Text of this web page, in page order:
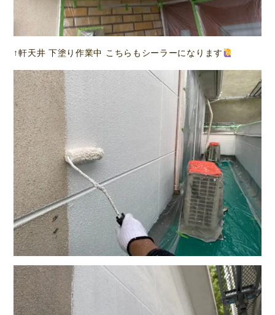
↑軒天井 下塗り作業中 こちらもシーラーになります